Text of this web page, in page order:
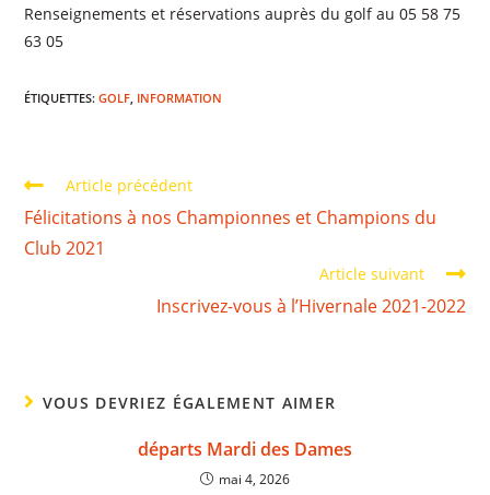
Renseignements et réservations auprès du golf au 05 58 75
63 05
ÉTIQUETTES:GOLF, INFORMATION
Article précédent
Félicitations à nos Championnes et Champions du
Club 2021
Article suivant
Inscrivez-vous à l’Hivernale 2021-2022
VOUS DEVRIEZ ÉGALEMENT AIMER
départs Mardi des Dames
mai 4, 2026